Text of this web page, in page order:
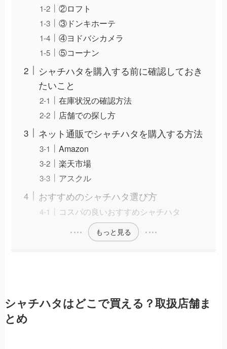
②ロフト
③ドンキホーテ
④ヨドバシカメラ
⑤コーナン
シャチハタを購入する前に確認しておき
たいこと
在庫状況の確認方法
店舗での探し方
ネット通販でシャチハタを購入する方法
Amazon
楽天市場
アスクル
おすすめのシャチハタ選び方
コスパの良いおすすめシャチハタ
もっと見る
シャチハタはどこで買える？取扱店舗ま
とめ